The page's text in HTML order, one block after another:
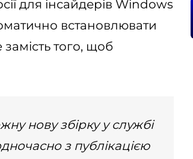
для інсайдерів Windows
встановлювати
того, щоб
нову збірку у службі
з публікацією